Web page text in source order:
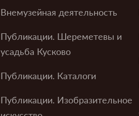
Внемузейная деятельность
Публикации. Шереметевы и
усадьба Кусково
Публикации. Каталоги
Публикации. Изобразительное